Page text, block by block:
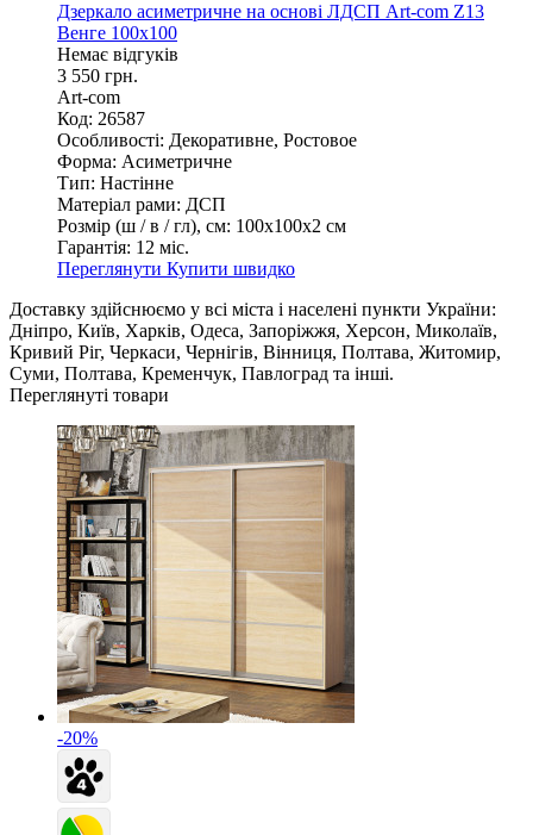
Дзеркало асиметричне на основі ЛДСП Art-com Z13
Венге 100х100
Немає відгуків
3 550 грн.
Art-com
Код: 26587
Особливості: Декоративне, Ростовое
Форма: Асиметричне
Тип: Настінне
Матеріал рами: ДСП
Розмір (ш / в / гл), см: 100х100х2 см
Гарантія: 12 міс.
Переглянути Купити швидко
Доставку здійснюємо у всі міста і населені пункти України:
Дніпро, Київ, Харків, Одеса, Запоріжжя, Херсон, Миколаїв,
Кривий Ріг, Черкаси, Чернігів, Вінниця, Полтава, Житомир,
Суми, Полтава, Кременчук, Павлоград та інші.
Переглянуті товари
-20%